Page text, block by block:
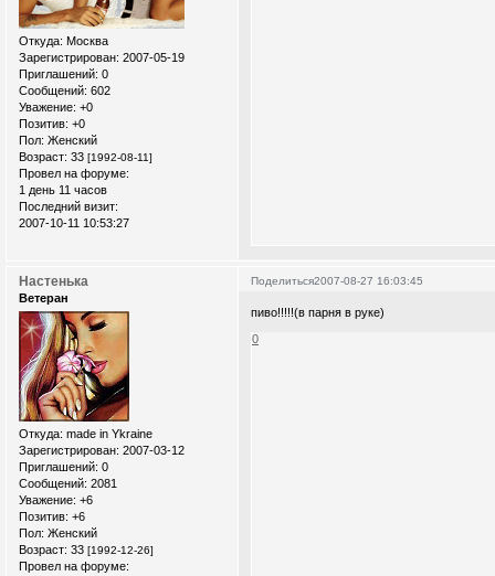
Откуда: Москва
Зарегистрирован: 2007-05-19
Приглашений: 0
Сообщений: 602
Уважение: +0
Позитив: +0
Пол: Женский
Возраст: 33 [1992-08-11]
Провел на форуме:
1 день 11 часов
Последний визит:
2007-10-11 10:53:27
Поделиться2007-08-27 16:03:45
Настенька
Ветеран
Откуда: made in Ykraine
Зарегистрирован: 2007-03-12
Приглашений: 0
Сообщений: 2081
Уважение: +6
Позитив: +6
Пол: Женский
Возраст: 33 [1992-12-26]
Провел на форуме:
пиво!!!!!(в парня в руке)
0